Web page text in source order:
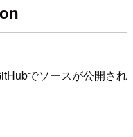
でソースが公開され